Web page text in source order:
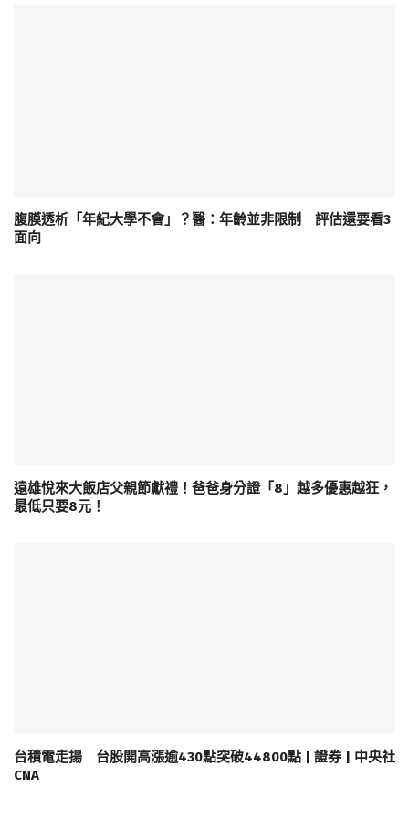
腹膜透析「年紀大學不會」？醫：年齡並非限制 評估還要看3
面向
遠雄悅來大飯店父親節獻禮！爸爸身分證「8」越多優惠越狂，
最低只要8元！
台積電走揚 台股開高漲逾430點突破44800點 | 證券 | 中央社
CNA